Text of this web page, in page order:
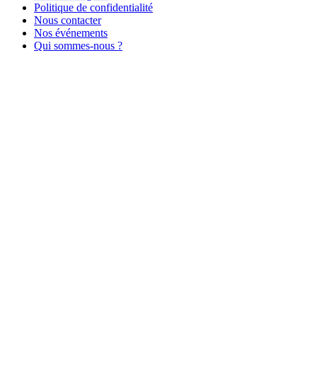
Politique de confidentialité
Nous contacter
Nos événements
Qui sommes-nous ?